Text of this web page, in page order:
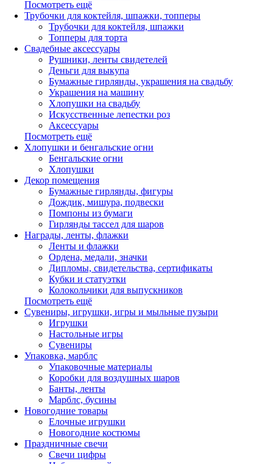
Посмотреть ещё
Трубочки для коктейля, шпажки, топперы
Трубочки для коктейля, шпажки
Топперы для торта
Свадебные аксессуары
Рушники, ленты свидетелей
Деньги для выкупа
Бумажные гирлянды, украшения на свадьбу
Украшения на машину
Хлопушки на свадьбу
Искусственные лепестки роз
Аксессуары
Посмотреть ещё
Хлопушки и бенгальские огни
Бенгальские огни
Хлопушки
Декор помещения
Бумажные гирлянды, фигуры
Дождик, мишура, подвески
Помпоны из бумаги
Гирлянды тассел для шаров
Награды, ленты, флажки
Ленты и флажки
Ордена, медали, значки
Дипломы, свидетельства, сертификаты
Кубки и статуэтки
Колокольчики для выпускников
Посмотреть ещё
Сувениры, игрушки, игры и мыльные пузыри
Игрушки
Настольные игры
Сувениры
Упаковка, марблс
Упаковочные материалы
Коробки для воздушных шаров
Банты, ленты
Марблс, бусины
Новогодние товары
Елочные игрушки
Новогодние костюмы
Праздничные свечи
Свечи цифры